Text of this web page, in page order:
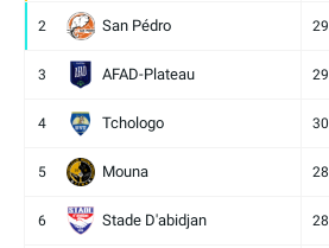
2 San Pédro 29
3 AFAD-Plateau 29
4 Tchologo 30
5 Mouna 28
6 Stade D'abidjan 28